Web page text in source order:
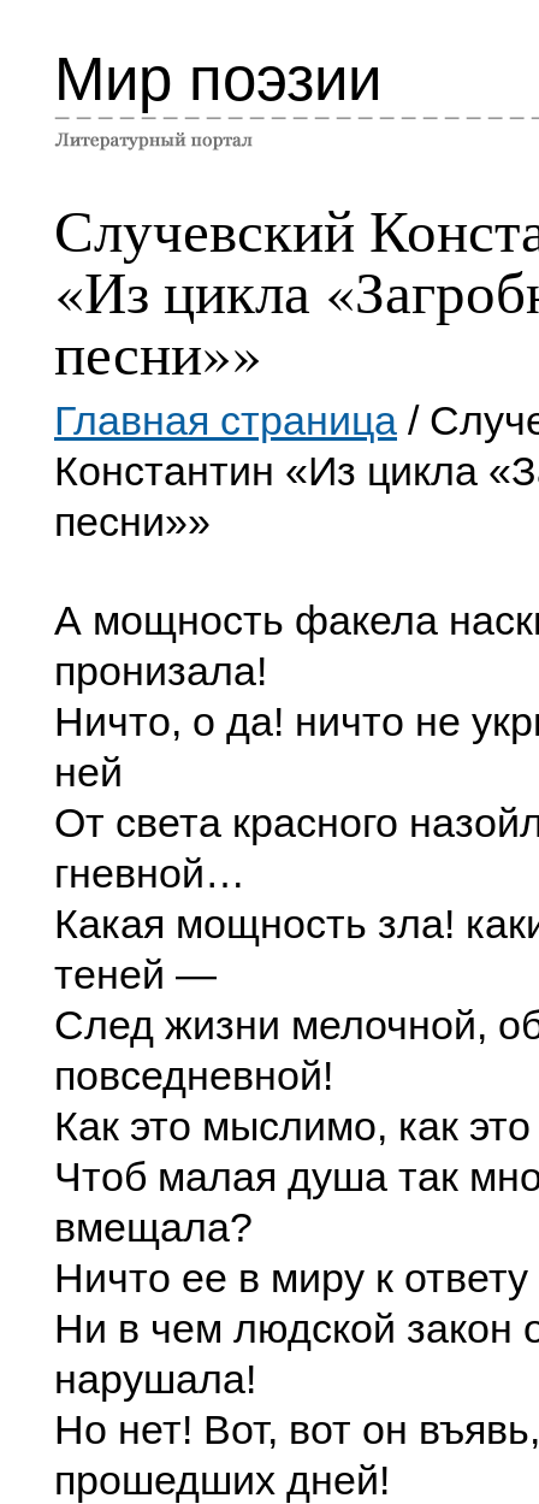
Мир поэзии
Случевский
«Из цикла
песни»»
Главная страница /
Константин «Из цикла
песни»»
А мощность факела
пронизала!
Ничто, о да! ничто не
ней
От света красного
гневной…
Какая мощность зла!
теней —
След жизни мелочной,
повседневной!
Как это мыслимо, как
Чтоб малая душа так
вмещала?
Ничто ее в миру к
Ни в чем людской закон
нарушала!
Но нет! Вот, вот он
прошедших дней!